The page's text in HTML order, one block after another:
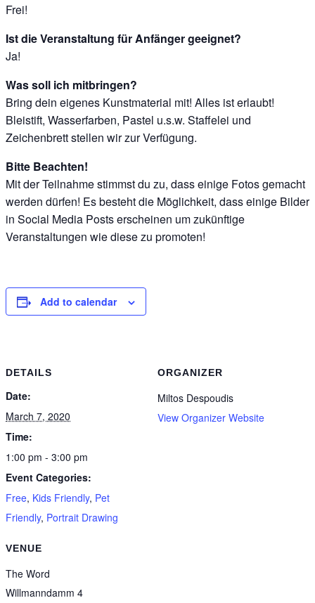
Frei!
Ist die Veranstaltung für Anfänger geeignet?
Ja!
Was soll ich mitbringen?
Bring dein eigenes Kunstmaterial mit! Alles ist erlaubt!
Bleistift, Wasserfarben, Pastel u.s.w. Staffelei und
Zeichenbrett stellen wir zur Verfügung.
Bitte Beachten!
Mit der Teilnahme stimmst du zu, dass einige Fotos gemacht
werden dürfen! Es besteht die Möglichkeit, dass einige Bilder
in Social Media Posts erscheinen um zukünftige
Veranstaltungen wie diese zu promoten!
Add to calendar
DETAILS
Date:
March 7, 2020
Time:
1:00 pm - 3:00 pm
Event Categories:
Free, Kids Friendly, Pet
Friendly, Portrait Drawing
VENUE
The Word
Willmanndamm 4
ORGANIZER
Miltos Despoudis
View Organizer Website